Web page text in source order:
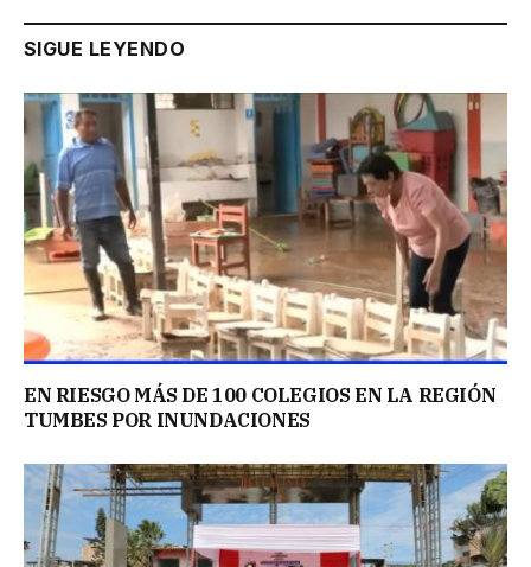
SIGUE LEYENDO
EN RIESGO MÁS DE 100 COLEGIOS EN LA REGIÓN
TUMBES POR INUNDACIONES